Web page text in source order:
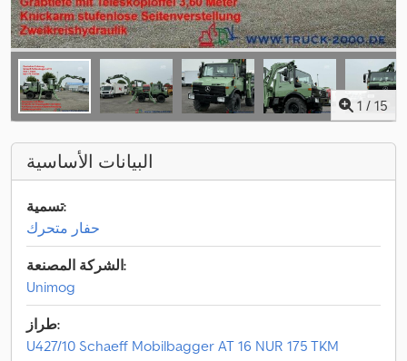
1 / 15
البيانات الأساسية
تسمية:
حفار متحرك
الشركة المصنعة:
Unimog
طراز:
U427/10 Schaeff Mobilbagger AT 16 NUR 175 TKM